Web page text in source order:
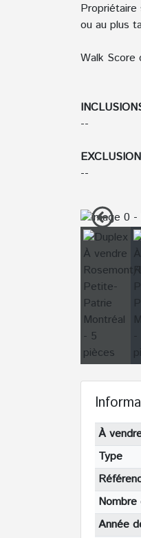
ou au plus
Walk Score
--
--
À
Type
Année